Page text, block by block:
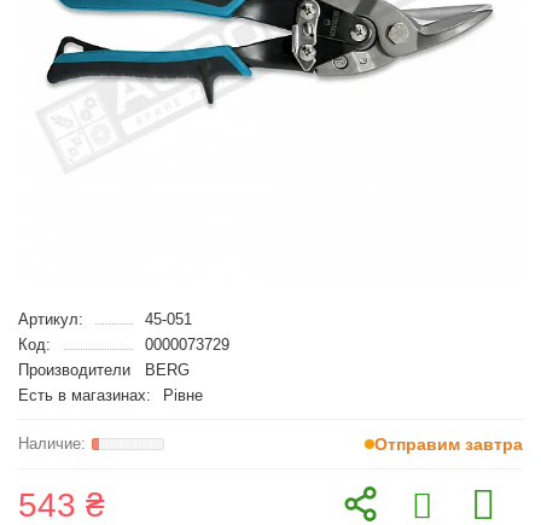
Артикул:
45-051
Код:
0000073729
Производители
BERG
Есть в магазинах:
Рівне
Отправим завтра
543 ₴